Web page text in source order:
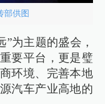
部供图
为主题的盛会，
要平台，更是璧
环境、完善本地
汽车产业高地的